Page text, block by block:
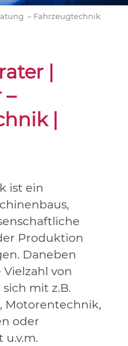
– Fahrzeugtechnik
|
|
ist ein
Produktion
Daneben
von
mit z.B.
Motorentechnik,
oder